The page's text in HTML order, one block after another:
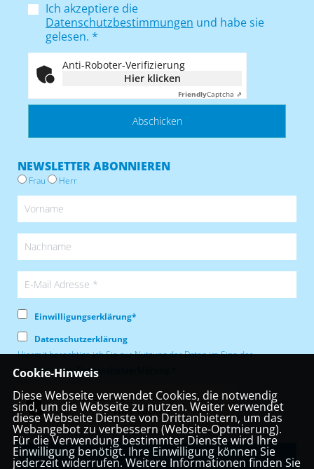
Ich akzeptiere die
Datenschutzbestimmungen und habe sie
gelesen. *
Anti-Roboter-Verifizierung
Hier klicken
FriendlyCaptcha ⇗
NEWSLETTER ABONNIEREN
Frau Herr
Einwilligungserklärung*
Datenschutzerklärung
Hiermit berechtige ich Sie zur Nutzung der Daten im Sinn der
nachfolgendenDatenschutzerklärung
Anti-Roboter-Verifizierung
Hier klicken
FriendlyCaptcha ⇗
Cookie-Hinweis
Diese Webseite verwendet Cookies, die notwendig
sind, um die Webseite zu nutzen. Weiter verwendet
diese Webseite Dienste von Drittanbietern, um das
Webangebot zu verbessern (Website-Optmierung).
Für die Verwendung bestimmter Dienste wird Ihre
Einwilligung benötigt. Ihre Einwilligung können Sie
jederzeit widerrufen. Weitere Informationen finden Sie